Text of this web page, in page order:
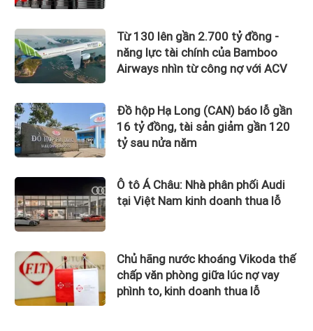
Từ 130 lên gần 2.700 tỷ đồng -
năng lực tài chính của Bamboo
Airways nhìn từ công nợ với ACV
Đồ hộp Hạ Long (CAN) báo lỗ gần
16 tỷ đồng, tài sản giảm gần 120
tỷ sau nửa năm
Ô tô Á Châu: Nhà phân phối Audi
tại Việt Nam kinh doanh thua lỗ
Chủ hãng nước khoáng Vikoda thế
chấp văn phòng giữa lúc nợ vay
phình to, kinh doanh thua lỗ